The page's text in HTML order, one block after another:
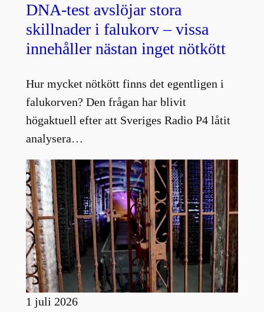
DNA-test avslöjar stora
skillnader i falukorv – vissa
innehåller nästan inget nötkött
Hur mycket nötkött finns det egentligen i
falukorven? Den frågan har blivit
högaktuell efter att Sveriges Radio P4 låtit
analysera…
1 juli 2026